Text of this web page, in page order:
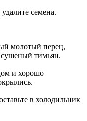
семена.
молотый перец,
тимьян.
и хорошо
в холодильник